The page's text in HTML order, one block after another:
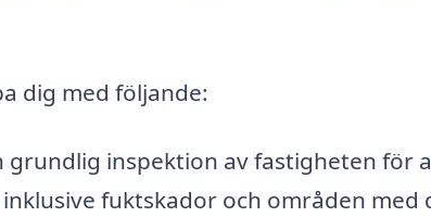
dig med följande:
grundlig inspektion av fastigheten för
fuktskador och områden med